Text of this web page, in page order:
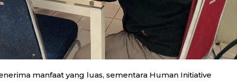
manfaat yang luas, sementara Human Initiative